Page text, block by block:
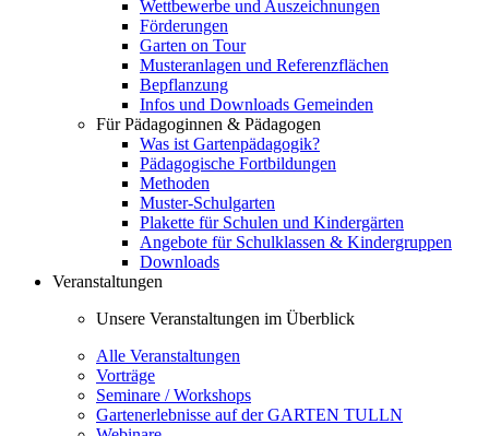
Wettbewerbe und Auszeichnungen
Förderungen
Garten on Tour
Musteranlagen und Referenzflächen
Bepflanzung
Infos und Downloads Gemeinden
Für Pädagoginnen & Pädagogen
Was ist Gartenpädagogik?
Pädagogische Fortbildungen
Methoden
Muster-Schulgarten
Plakette für Schulen und Kindergärten
Angebote für Schulklassen & Kindergruppen
Downloads
Veranstaltungen
Unsere Veranstaltungen im Überblick
Alle Veranstaltungen
Vorträge
Seminare / Workshops
Gartenerlebnisse auf der GARTEN TULLN